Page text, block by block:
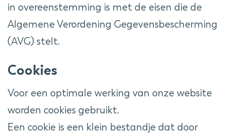
in overeenstemming is met de eisen die de
Algemene Verordening Gegevensbescherming
(AVG) stelt.
Cookies
Voor een optimale werking van onze website
worden cookies gebruikt.
Een cookie is een klein bestandje dat door